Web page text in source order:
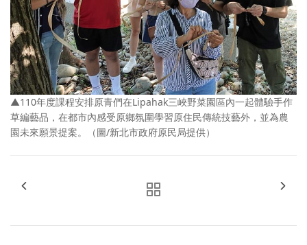
▲110年度課程安排原青們在Lipahak三峽野菜園區內一起體驗手作
草編藝品，在都市內感受原鄉氛圍學習原住民傳統技藝外，並為農
園未來願景提案。（圖/新北市政府原民局提供）